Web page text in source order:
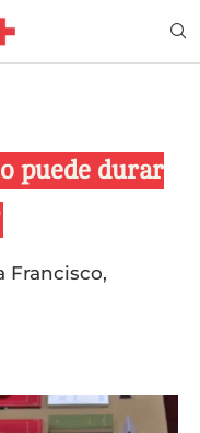
puede durar
Francisco,